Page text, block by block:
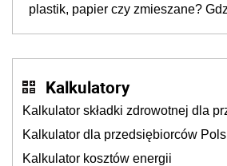
plastik, papier czy zmieszane?
Kalkulatory
Kalkulator składki zdrowotnej dla
Kalkulator dla przedsiębiorców
Kalkulator kosztów energii